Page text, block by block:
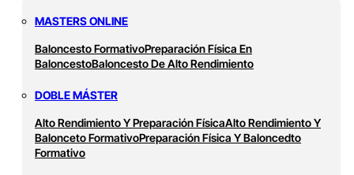
MASTERS ONLINE
Baloncesto FormativoPreparación Física En
BaloncestoBaloncesto De Alto Rendimiento
DOBLE MÁSTER
Alto Rendimiento Y Preparación FísicaAlto Rendimiento Y
Balonceto FormativoPreparación Física Y Baloncedto
Formativo